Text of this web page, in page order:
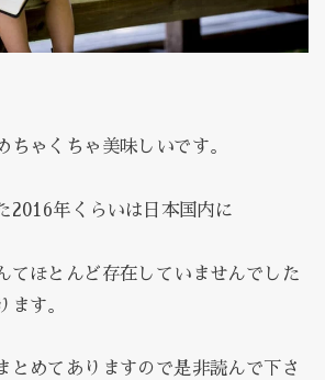
ちゃくちゃ美味しいです。
2016年くらいは日本国内に
てほとんど存在していませんでした
ます。
とめてありますので是非読んで下さ